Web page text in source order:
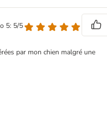
5: 5/5
par mon chien malgré une